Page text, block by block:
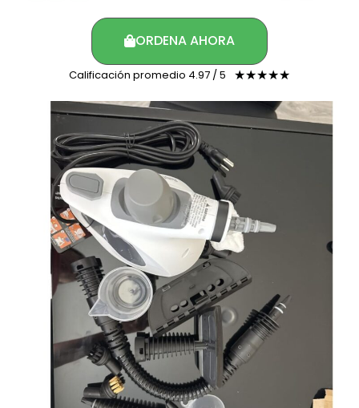
ORDENA AHORA
Calificación promedio 4.97 / 5 ☆☆☆☆☆